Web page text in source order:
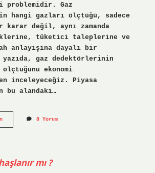
problemidir. Gaz
hangi gazları ölçtüğü, sadece
değil, aynı zamanda
tüketici taleplerine ve
anlayışına dayalı bir
gaz dedektörlerinin
ekonomi
inceleyeceğiz. Piyasa
bu alandaki…
Gaz
8 Yorum
mı ?